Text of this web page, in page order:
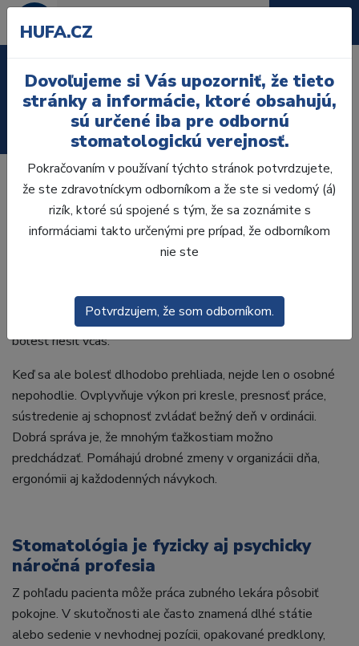
technika
Ordinácia
Bolesť nie je len problémom pacienta.
Ovplyvňuje aj vás v ordinácii.
Bolesť pri práci v stomatológii sa často berie ako niečo
„normálne“. Bolesť chrbta, stuhnutý krk, preťažené ramená,
vysoké sústredenie a tlak spojený s chodom ordinácie.
Pritom práve zubní lekári dobre vedia, aké dôležité je
bolesť riešiť včas.
Keď sa ale bolesť dlhodobo prehliada, nejde len o osobné
nepohodlie. Ovplyvňuje výkon pri kresle, presnosť práce,
sústredenie aj schopnosť zvládať bežný deň v ordinácii.
Dobrá správa je, že mnohým ťažkostiam možno
predchádzať. Pomáhajú drobné zmeny v organizácii dňa,
ergonómii aj každodenných návykoch.
Stomatológia je fyzicky aj psychicky
náročná profesia
Z pohľadu pacienta môže práca zubného lekára pôsobiť
pokojne. V skutočnosti ale často znamená dlhé státie
alebo sedenie v nevhodnej pozícii, opakované predklony,
HUFA.CZ
Dovoľujeme si Vás upozorniť, že tieto
stránky a informácie, ktoré obsahujú,
sú určené iba pre odbornú
stomatologickú verejnosť.
Pokračovaním v používaní týchto stránok potvrdzujete,
že ste zdravotníckym odborníkom a že ste si vedomý (á)
rizík, ktoré sú spojené s tým, že sa zoznámite s
informáciami takto určenými pre prípad, že odborníkom
nie ste
Potvrdzujem, že som odborníkom.